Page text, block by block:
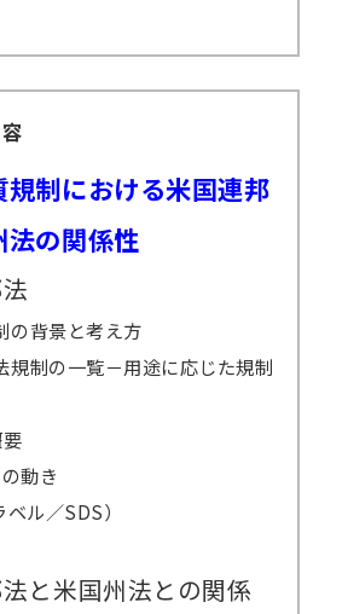
ん。上記例の2/6開催セミナ
ら開始となっても2/17まで視
の標準配信期間設定を延長し
間の延長はいたしません。
視聴の提供ができなくなった
聴あり）の方の受講料は（見
の受講料に準じますので、ご了
制における米国連邦
の関係性
背景と考え方
制の一覧－用途に応じた規制
動き
ル／SDS）
と米国州法との関係